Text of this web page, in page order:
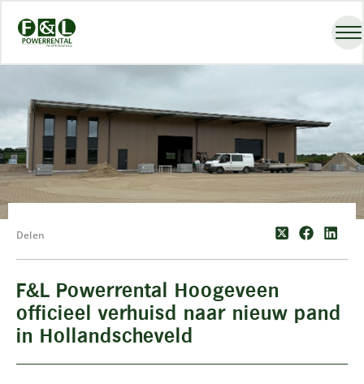
Delen
F&L Powerrental Hoogeveen
officieel verhuisd naar nieuw pand
in Hollandscheveld